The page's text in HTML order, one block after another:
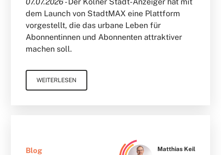
dem Launch von StadtMAX eine Plattform
vorgestellt, die das urbane Leben für
Abonnentinnen und Abonnenten attraktiver
machen soll.
WEITERLESEN
Blog Matthias Keil